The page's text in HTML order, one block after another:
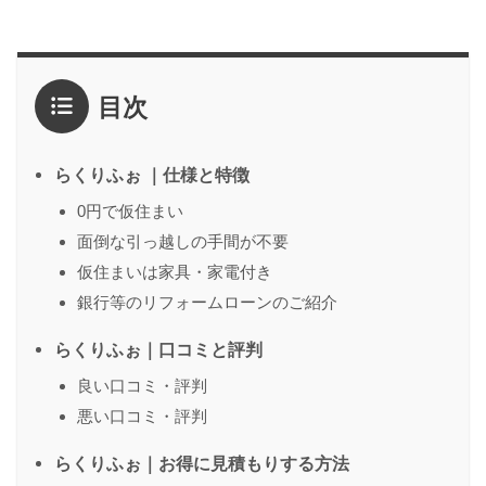
4点
3点
2点
1点
感想 *
送信する
目次
らくりふぉ ｜仕様と特徴
0円で仮住まい
面倒な引っ越しの手間が不要
仮住まいは家具・家電付き
銀行等のリフォームローンのご紹介
らくりふぉ｜口コミと評判
良い口コミ・評判
悪い口コミ・評判
らくりふぉ｜お得に見積もりする方法